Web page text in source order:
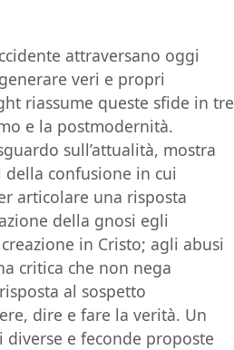
attraversano oggi
veri e propri
riassume queste sfide in tre
e la postmodernità.
sull’attualità, mostra
confusione in cui
articolare una risposta
della gnosi egli
in Cristo; agli abusi
critica che non nega
al sospetto
dire e fare la verità. Un
e feconde proposte